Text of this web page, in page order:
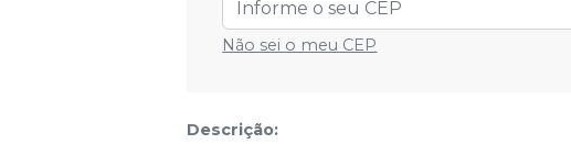
Não sei o meu CEP
Descrição: